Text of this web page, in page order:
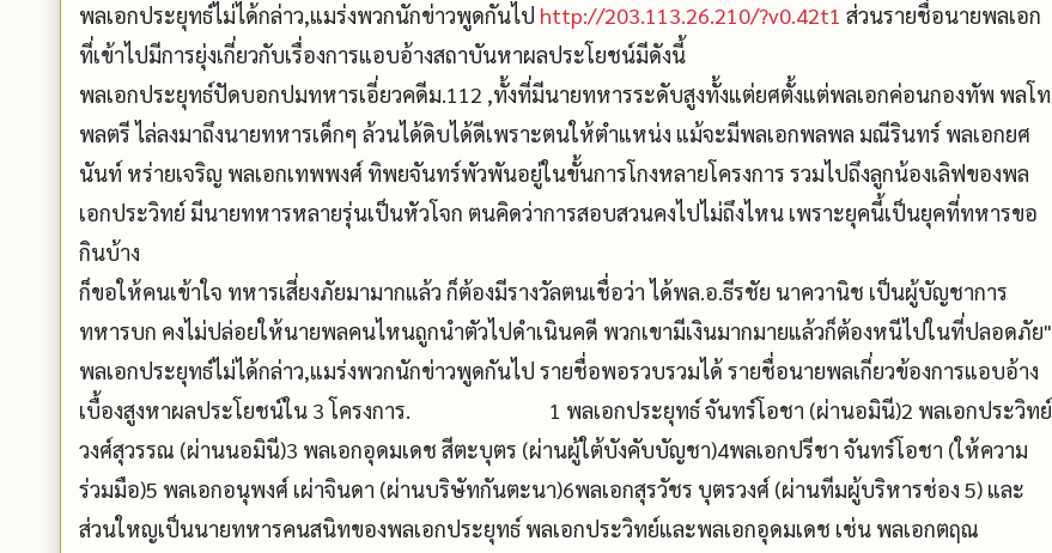
พลเอกประยุทธ์ไม่ได้กล่าว,แมร่งพวกนักข่าวพูดกันไป http://203.113.26.210/?v0.42t1 ส่วนรายชื่อนายพลเอก
ที่เข้าไปมีการยุ่งเกี่ยวกับเรื่องการแอบอ้างสถาบันหาผลประโยชน์มีดังนี้
พลเอกประยุทธ์ปัดบอกปมทหารเอี่ยวคดีม.112 ,ทั้งที่มีนายทหารระดับสูงทั้งแต่ยศตั้งแต่พลเอกค่อนกองทัพ พลโท
พลตรี ไล่ลงมาถึงนายทหารเด็กๆ ล้วนได้ดิบได้ดีเพราะตนให้ตำแหน่ง แม้จะมีพลเอกพลพล มณีรินทร์ พลเอกยศ
นันท์ หร่ายเจริญ พลเอกเทพพงศ์ ทิพยจันทร์พัวพันอยู่ในขั้นการโกงหลายโครงการ รวมไปถึงลูกน้องเลิฟของพล
เอกประวิทย์ มีนายทหารหลายรุ่นเป็นหัวโจก ตนคิดว่าการสอบสวนคงไปไม่ถึงไหน เพราะยุคนี้เป็นยุคที่ทหารขอ
กินบ้าง
ก็ขอให้คนเข้าใจ ทหารเสี่ยงภัยมามากแล้ว ก็ต้องมีรางวัลตนเชื่อว่า ได้พล.อ.ธีรชัย นาควานิช เป็นผู้บัญชาการ
ทหารบก คงไม่ปล่อยให้นายพลคนไหนถูกนำตัวไปดำเนินคดี พวกเขามีเงินมากมายแล้วก็ต้องหนีไปในที่ปลอดภัย"
พลเอกประยุทธ์ไม่ได้กล่าว,แมร่งพวกนักข่าวพูดกันไป รายชื่อพอรวบรวมได้ รายชื่อนายพลเกี่ยวข้องการแอบอ้าง
เบื้องสูงหาผลประโยชน์ใน 3 โครงการ. 1 พลเอกประยุทธ์ จันทร์โอชา (ผ่านอมินี)2 พลเอกประวิทย์
วงศ์สุวรรณ (ผ่านนอมินี)3 พลเอกอุดมเดช สีตะบุตร (ผ่านผู้ใต้บังคับบัญชา)4พลเอกปรีชา จันทร์โอชา (ให้ความ
ร่วมมือ)5 พลเอกอนุพงศ์ เผ่าจินดา (ผ่านบริษัทกันตะนา)6พลเอกสุรวัชร บุตรวงศ์ (ผ่านทีมผู้บริหารช่อง 5) และ
ส่วนใหญเป็นนายทหารคนสนิทของพลเอกประยุทธ์ พลเอกประวิทย์และพลเอกอุดมเดช เช่น พลเอกตฤณ